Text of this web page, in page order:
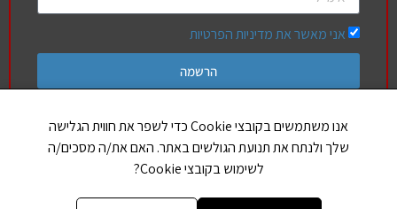
אני מאשר את מדיניות הפרטיות
הרשמה
חברים שלנו
אותיות בספר תורה
אנו משתמשים בקובצי Cookie כדי לשפר את חווית הגלישה
שלך ולנתח את תנועת הגולשים באתר. האם את/ה מסכים/ה
לשימוש בקובצי Cookie?